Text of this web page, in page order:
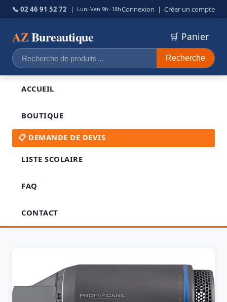
📞 02 46 91 52 72 | Lun–Ven 9h–18hConnexion | Créer un compte
AZBureautique
Recherche
pour :
Recherche
🛒 Panier
ACCUEIL
BOUTIQUE
📋 DEMANDE DE DEVIS
LISTE SCOLAIRE
FAQ
CONTACT